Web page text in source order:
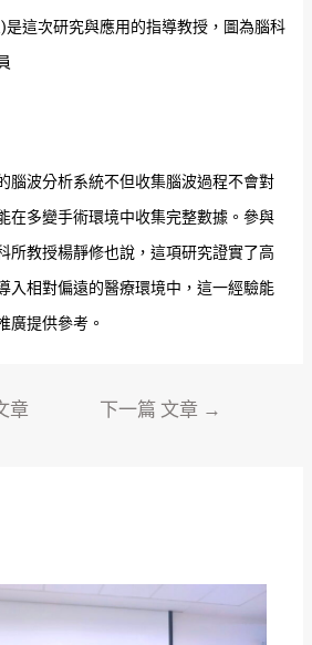
是這次研究與應用的指導教授，圖為腦科
腦波分析系統不但收集腦波過程不會對
在多變手術環境中收集完整數據。參與
所教授楊靜修也說，這項研究證實了高
入相對偏遠的醫療環境中，這一經驗能
廣提供參考。
章 下一篇 文章 →